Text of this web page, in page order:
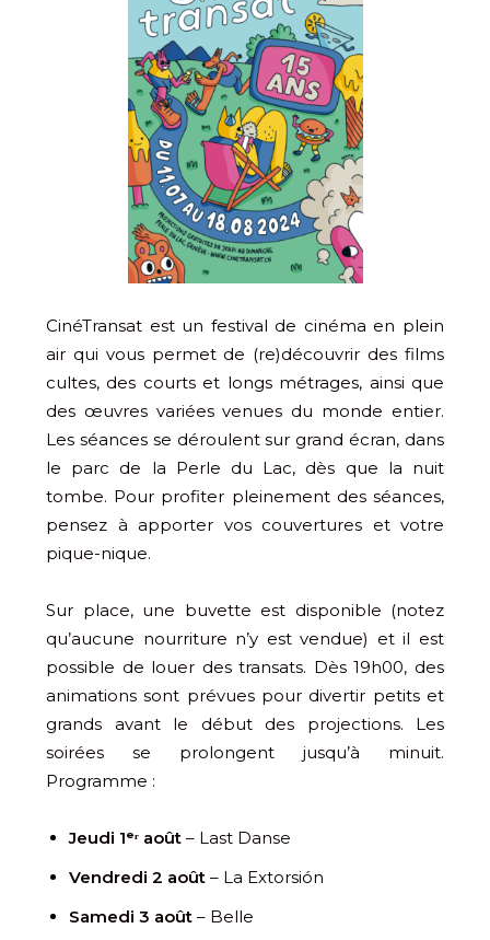
CinéTransat est un festival de cinéma en plein
air qui vous permet de (re)découvrir des films
cultes, des courts et longs métrages, ainsi que
des œuvres variées venues du monde entier.
Les séances se déroulent sur grand écran, dans
le parc de la Perle du Lac, dès que la nuit
tombe. Pour profiter pleinement des séances,
pensez à apporter vos couvertures et votre
pique-nique.
Sur place, une buvette est disponible (notez
qu’aucune nourriture n’y est vendue) et il est
possible de louer des transats. Dès 19h00, des
animations sont prévues pour divertir petits et
grands avant le début des projections. Les
soirées se prolongent jusqu’à minuit.
Programme :
Jeudi 1ᵉʳ août – Last Danse
Vendredi 2 août – La Extorsión
Samedi 3 août – Belle